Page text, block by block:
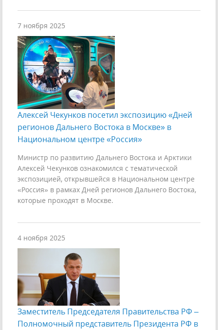
7 ноября 2025
Алексей Чекунков посетил экспозицию «Дней
регионов Дальнего Востока в Москве» в
Национальном центре «Россия»
Министр по развитию Дальнего Востока и Арктики
Алексей Чекунков ознакомился с тематической
экспозицией, открывшейся в Национальном центре
«Россия» в рамках Дней регионов Дальнего Востока,
которые проходят в Москве.
4 ноября 2025
Заместитель Председателя Правительства РФ –
Полномочный представитель Президента РФ в